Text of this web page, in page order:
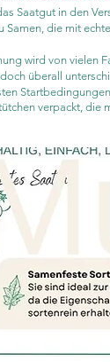
Saatgut in den
Samen, die mit
wird von vielen
überall
verpackt,